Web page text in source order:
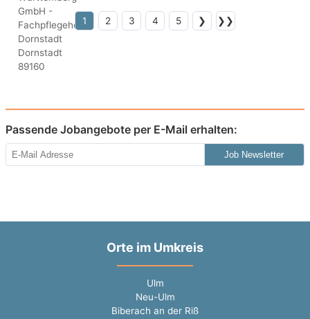
1 2 3 4 5 ❯ ❯❯
Passende Jobangebote per E-Mail erhalten:
Job Newsletter
Orte im Umkreis
Ulm
Neu-Ulm
Biberach an der Riß